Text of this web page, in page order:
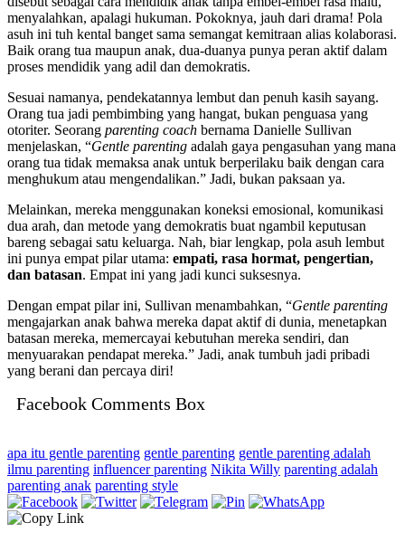
menyalahkan, apalagi hukuman. Pokoknya, jauh dari drama! Pola
asuh ini tuh kental banget sama semangat kemitraan alias kolaborasi.
Baik orang tua maupun anak, dua-duanya punya peran aktif dalam
proses mendidik yang adil dan demokratis.
Sesuai namanya, pendekatannya lembut dan penuh kasih sayang.
Orang tua jadi pembimbing yang hangat, bukan penguasa yang
otoriter. Seorang parenting coach bernama Danielle Sullivan
menjelaskan, “Gentle parenting adalah gaya pengasuhan yang mana
orang tua tidak memaksa anak untuk berperilaku baik dengan cara
menghukum atau mengendalikan.” Jadi, bukan paksaan ya.
Melainkan, mereka menggunakan koneksi emosional, komunikasi
dua arah, dan metode yang demokratis buat ngambil keputusan
bareng sebagai satu keluarga. Nah, biar lengkap, pola asuh lembut
ini punya empat pilar utama: empati, rasa hormat, pengertian,
dan batasan. Empat ini yang jadi kunci suksesnya.
Dengan empat pilar ini, Sullivan menambahkan, “Gentle parenting
mengajarkan anak bahwa mereka dapat aktif di dunia, menetapkan
batasan mereka, memercayai kebutuhan mereka sendiri, dan
menyuarakan pendapat mereka.” Jadi, anak tumbuh jadi pribadi
yang berani dan percaya diri!
Facebook Comments Box
apa itu gentle parenting gentle parenting gentle parenting adalah
ilmu parenting influencer parenting Nikita Willy parenting adalah
parenting anak parenting style